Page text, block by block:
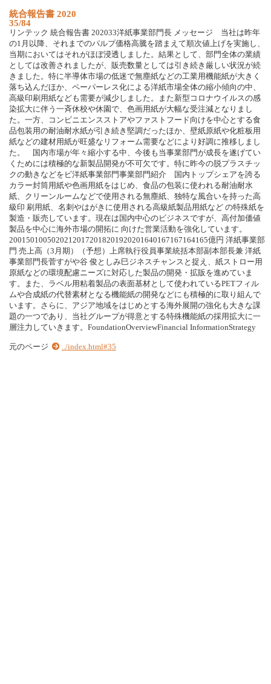
統合報告書 2020
35/84
リンテック 統合報告書 202033洋紙事業部門長 メッセージ 当社は昨年
の1月以降、それまでのパルプ価格高騰を踏まえて順次値上げを実施し、
当期においてはそれがほぼ浸透しました。結果として、部門全体の業績
としては改善されましたが、販売数量としては引き続き厳しい状況が続
きました。特に半導体市場の低迷で無塵紙などの工業用機能紙が大きく
落ち込んだほか、ペーパーレス化による洋紙市場全体の縮小傾向の中、
高級印刷用紙なども需要が減少しました。また新型コロナウイルスの感
染拡大に伴う一斉休校や休園で、色画用紙が大幅な受注減となりまし
た。一方、コンビニエンスストアやファストフード向けを中心とする食
品包装用の耐油耐水紙が引き続き堅調だったほか、壁紙原紙や化粧板用
紙などの建材用紙が旺盛なリフォーム需要などにより好調に推移しまし
た。 国内市場が年々縮小する中、今後も当事業部門が成長を遂げてい
くためには積極的な新製品開発が不可欠です。特に昨今の脱プラスチッ
クの動きなどをビ洋紙事業部門事業部門紹介 国内トップシェアを誇る
カラー封筒用紙や色画用紙をはじめ、食品の包装に使われる耐油耐水
紙、クリーンルームなどで使用される無塵紙、独特な風合いを持った高
級印 刷用紙、名刺やはがきに使用される高級紙製品用紙など の特殊紙を
製造・販売しています。現在は国内中心のビジネスですが、高付加価値
製品を中心に海外市場の開拓に 向けた営業活動を強化しています。
20015010050202120172018201920201640167167164165億円 洋紙事業部
門 売上高（3月期）（予想）上席執行役員事業統括本部副本部長兼 洋紙
事業部門長菅すがや谷 俊としみ巳ジネスチャンスと捉え、紙ストロー用
原紙などの環境配慮ニーズに対応した製品の開発・拡販を進めていま
す。また、ラベル用粘着製品の表面基材として使われているPETフィル
ムや合成紙の代替素材となる機能紙の開発などにも積極的に取り組んで
います。さらに、アジア地域をはじめとする海外展開の強化も大きな課
題の一つであり、当社グループが得意とする特殊機能紙の採用拡大に一
層注力していきます。FoundationOverviewFinancial InformationStrategy
元のページ ../index.html#35